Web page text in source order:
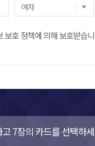
보호 정책에 의해 보호받습
7장의 카드를 선택하